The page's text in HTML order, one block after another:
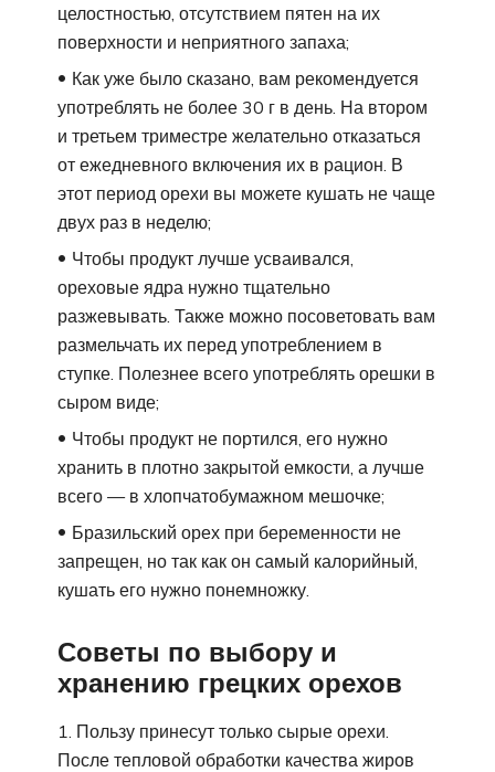
целостностью, отсутствием пятен на их
поверхности и неприятного запаха;
Как уже было сказано, вам рекомендуется
употреблять не более 30 г в день. На втором
и третьем триместре желательно отказаться
от ежедневного включения их в рацион. В
этот период орехи вы можете кушать не чаще
двух раз в неделю;
Чтобы продукт лучше усваивался,
ореховые ядра нужно тщательно
разжевывать. Также можно посоветовать вам
размельчать их перед употреблением в
ступке. Полезнее всего употреблять орешки в
сыром виде;
Чтобы продукт не портился, его нужно
хранить в плотно закрытой емкости, а лучше
всего — в хлопчатобумажном мешочке;
Бразильский орех при беременности не
запрещен, но так как он самый калорийный,
кушать его нужно понемножку.
Советы по выбору и
хранению грецких орехов
Пользу принесут только сырые орехи.
После тепловой обработки качества жиров